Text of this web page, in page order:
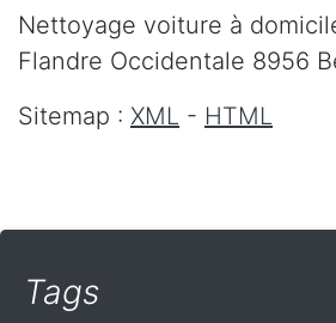
Nettoyage voiture à
Flandre Occidentale 8956
Sitemap : XML - HTML
Tags